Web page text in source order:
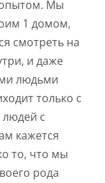
Мы
1 домом,
смотреть на
и даже
людьми
только с
с
кажется
то, что мы
рода